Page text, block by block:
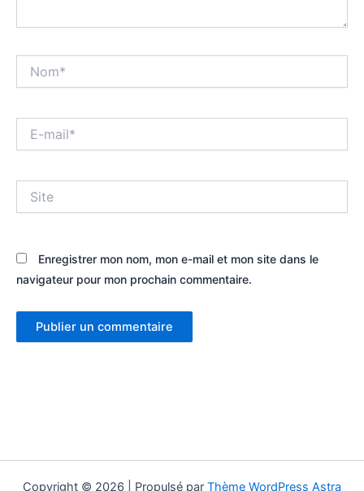
mail*
Enregistrer mon nom, mon e-mail et mon site dans le
navigateur pour mon prochain commentaire.
Copyright © 2026 | Propulsé par Thème WordPress Astra